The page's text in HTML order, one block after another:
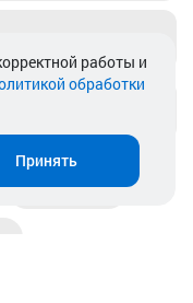
Магазины
работы и
обработки
Принять